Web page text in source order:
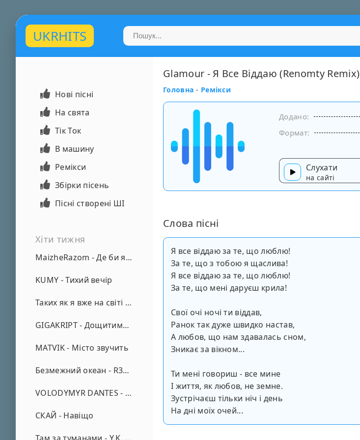
UKRHITS
Нові пісні
На свята
Тік Ток
В машину
Ремікси
Збірки пісень
Пісні створені ШІ
Хіти тижня
MaizheRazom - Де би я не був
KUMY - Тихий вечір
Таких як я вже на світі нема - А. Малярник
GIGAKRIPT - Дощитиме зима
MATVIK - Місто звучить
Безмежний океан - R3phase
VOLODYMYR DANTES - Просто кохаю (REMIX)
СКАЙ - Навіщо
Glamour - Я Все Віддаю (Renomty Remix)
Головна - Ремікси
Додано:
Формат:
Слухати
на сайті
Слова пісні
Я все віддаю за те, що люблю!
За те, що з тобою я щаслива!
Я все віддаю за те, що люблю!
За те, що мені даруєш крила!
Свої очі ночі ти віддав,
Ранок так дуже швидко настав,
А любов, що нам здавалась сном,
Зникає за вікном...
Ти мені говориш - все мине
І життя, як любов, не земне.
Зустрічаєш тільки ніч і день
На дні моїх очей...